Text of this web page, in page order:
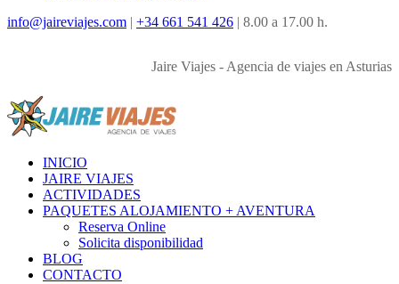
info@jaireviajes.com | +34 661 541 426 | 8.00 a 17.00 h.
Jaire Viajes - Agencia de viajes en Asturias
INICIO
JAIRE VIAJES
ACTIVIDADES
PAQUETES ALOJAMIENTO + AVENTURA
Reserva Online
Solicita disponibilidad
BLOG
CONTACTO